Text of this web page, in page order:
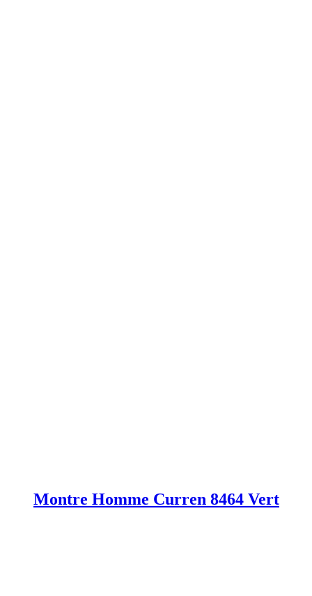
Montre Homme Curren 8464 Vert